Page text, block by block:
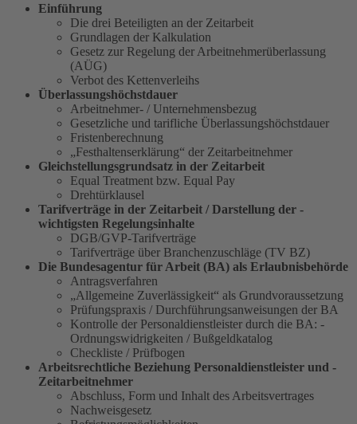
Einführung
Die drei Beteiligten an der Zeitarbeit
Grundlagen der Kalkulation
Gesetz zur Regelung der ­Arbeitnehmerüberlassung
(AÜG)
Verbot des Kettenverleihs
Überlassungshöchstdauer
Arbeitnehmer- / Unternehmensbezug
Gesetzliche und tarifliche Überlassungshöchstdauer
Fristenberechnung
„Festhaltenserklärung“ der Zeitarbeitnehmer
Gleichstellungsgrundsatz in der Zeitarbeit
Equal Treatment bzw. Equal Pay
Drehtürklausel
Tarifverträge in der Zeitarbeit / Darstellung der ­
wichtigsten Regelungsinhalte
DGB/GVP-Tarifverträge
Tarifverträge über Branchenzuschläge (TV BZ)
Die Bundesagentur für Arbeit (BA) als ­Erlaubnisbehörde
Antragsverfahren
„Allgemeine Zuverlässigkeit“ als ­Grundvoraussetzung
Prüfungspraxis / Durchführungsanweisungen der BA
Kontrolle der Personaldienstleister durch die ­BA: ­
Ordnungs­widrigkeiten / Bußgeldkatalog
Checkliste / Prüfbogen
Arbeitsrechtliche Beziehung Personaldienstleister und ­
Zeitarbeitnehmer
Abschluss, Form und Inhalt des Arbeitsvertrages
Nachweisgesetz